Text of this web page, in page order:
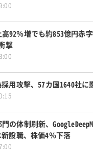
高92％増でも約853億円赤
撃
用攻撃、57カ国1640社に
の体制刷新、
設職、株価4％下落